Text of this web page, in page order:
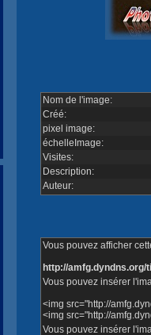
Nom de l'image:
Créé:
pixel image:
échelleImage:
Visites:
Description:
Auteur:
Vous pouvez afficher
http://
Vous pouvez insérer
<img src="http://
<img src="http://
Vous pouvez insérer